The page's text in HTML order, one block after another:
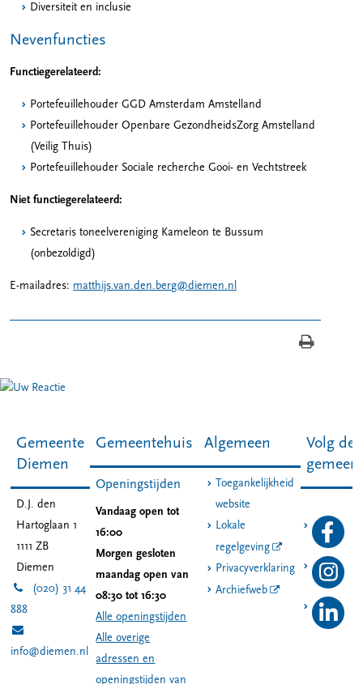
Diversiteit en inclusie
Nevenfuncties
Functiegerelateerd:
Portefeuillehouder GGD Amsterdam Amstelland
Portefeuillehouder Openbare GezondheidsZorg Amstelland
(Veilig Thuis)
Portefeuillehouder Sociale recherche Gooi- en Vechtstreek
Niet functiegerelateerd:
Secretaris toneelvereniging Kameleon te Bussum
(onbezoldigd)
E-mailadres: matthijs.van.den.berg@diemen.nl
Gemeente
Diemen
D.J. den
Hartoglaan 1
1111 ZB
Diemen
(020) 31 44
888
info@diemen.nl
Gemeentehuis
Openingstijden
Vandaag open tot
16:00
Morgen gesloten
maandag open van
08:30 tot 16:30
Alle openingstijden
Alle overige
adressen en
openingstijden van
Algemeen
Toegankelijkheid
website
Lokale
regelgeving
Privacyverklaring
Archiefweb
Volg de